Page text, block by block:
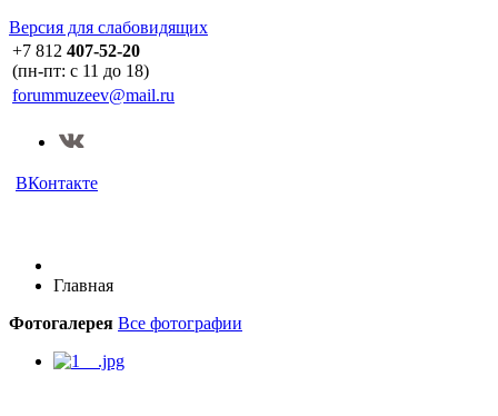
Версия для слабовидящих
+7 812 407-52-20
(пн-пт: с 11 до 18)
forummuzeev@mail.ru
ВКонтакте
Главная
Фотогалерея Все фотографии